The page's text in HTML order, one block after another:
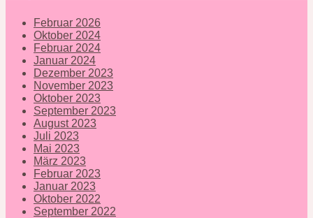
Februar 2026
Oktober 2024
Februar 2024
Januar 2024
Dezember 2023
November 2023
Oktober 2023
September 2023
August 2023
Juli 2023
Mai 2023
März 2023
Februar 2023
Januar 2023
Oktober 2022
September 2022